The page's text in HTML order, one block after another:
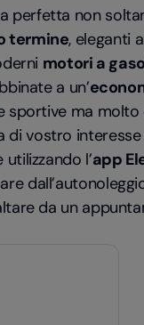
perfetta non
termine, eleganti
motori a
a un’
sportive ma
vostro
l’app
da un